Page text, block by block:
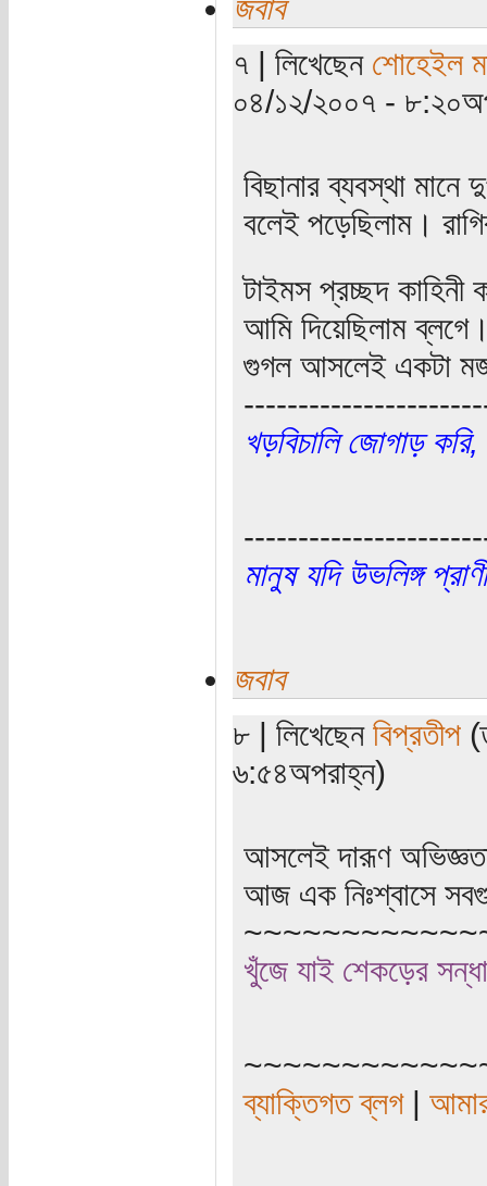
জবাব
৭ | লিখেছেন শোহেইল
০৪/১২/২০০৭ -
বিছানার ব্যবস্থা
বলেই পড়েছিলাম।
টাইমস প্রচ্ছদ
আমি দিয়েছিলাম
গুগল আসলেই একটা
খড়বিচালি জোগাড়
মানুষ যদি উভলিঙ্গ
জবাব
৮ | লিখেছেন বিপ্রতীপ
৬:৫৪অপরাহ্ন)
আসলেই দারূণ
আজ এক নিঃশ্বাসে
খুঁজে যাই শেকড়ের
ব্যাক্তিগত ব্লগ|